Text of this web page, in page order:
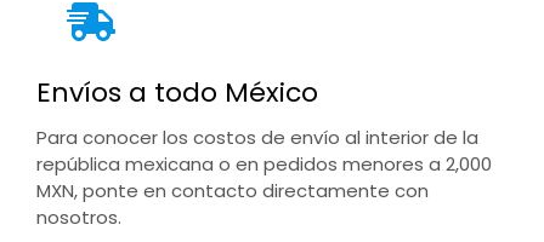
Envíos a todo México
Para conocer los costos de envío al interior de la
república mexicana o en pedidos menores a 2,000
MXN, ponte en contacto directamente con
nosotros.